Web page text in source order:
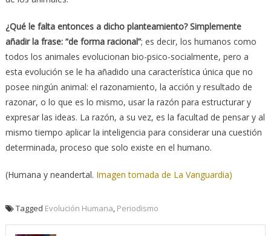
¿Qué le falta entonces a dicho planteamiento? Simplemente
añadir la frase: “de forma racional”; es decir, los humanos como
todos los animales evolucionan bio-psico-socialmente, pero a
esta evolución se le ha añadido una característica única que no
posee ningún animal: el razonamiento, la acción y resultado de
razonar, o lo que es lo mismo, usar la razón para estructurar y
expresar las ideas. La razón, a su vez, es la facultad de pensar y al
mismo tiempo aplicar la inteligencia para considerar una cuestión
determinada, proceso que solo existe en el humano.
(Humana y neandertal. Imagen tomada de La Vanguardia)
Tagged Evolución Humana, Periodismo